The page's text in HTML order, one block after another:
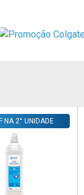
FAVORITOS
NA 2° UNIDADE